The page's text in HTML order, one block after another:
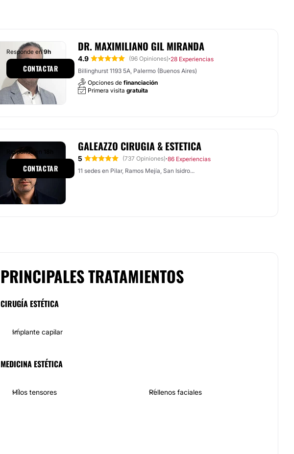
DR. MAXIMILIANO GIL MIRANDA
4.9 (96 Opiniones)·28 Experiencias
Billinghurst 1193 5A, Palermo (Buenos Aires)
Opciones de financiación
Primera visita gratuita
Responde en9h
CONTACTAR
GALEAZZO CIRUGIA & ESTETICA
5 (737 Opiniones)·86 Experiencias
11 sedes en Pilar, Ramos Mejía, San Isidro...
Responde en
CONTACTAR
PRINCIPALES TRATAMIENTOS
CIRUGÍA ESTÉTICA
Implante capilar
MEDICINA ESTÉTICA
Hilos tensores Rellenos faciales